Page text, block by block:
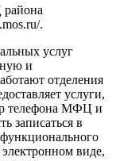
.
услуг
и
отделения
услуги,
телефона МФЦ и
записаться в
электронном виде,